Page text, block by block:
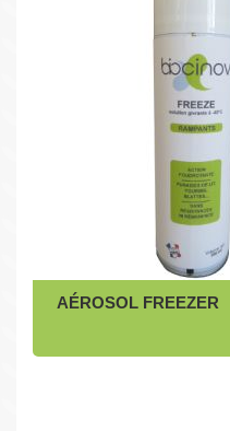
AÉROSOL FREEZER